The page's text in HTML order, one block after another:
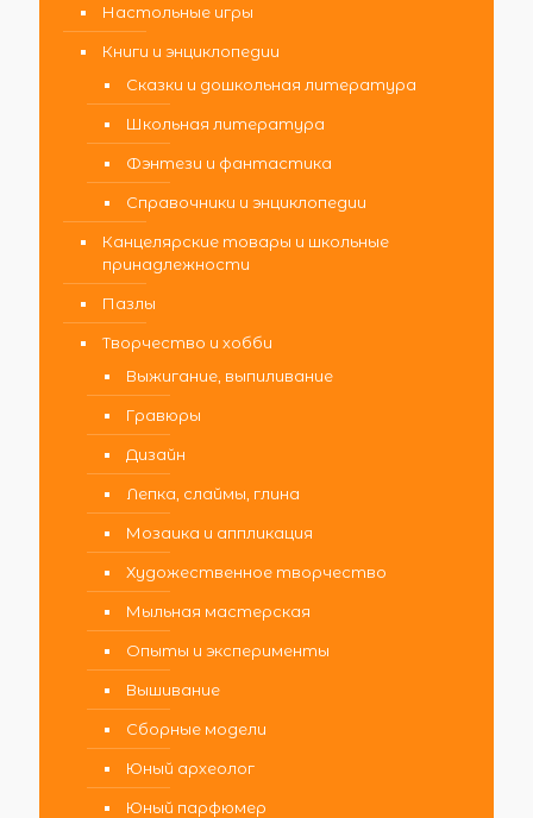
Настольные игры
Книги и энциклопедии
Сказки и дошкольная литература
Школьная литература
Фэнтези и фантастика
Справочники и энциклопедии
Канцелярские товары и школьные
принадлежности
Пазлы
Творчество и хобби
Выжигание, выпиливание
Гравюры
Дизайн
Лепка, слаймы, глина
Мозаика и аппликация
Художественное творчество
Мыльная мастерская
Опыты и эксперименты
Вышивание
Сборные модели
Юный археолог
Юный парфюмер